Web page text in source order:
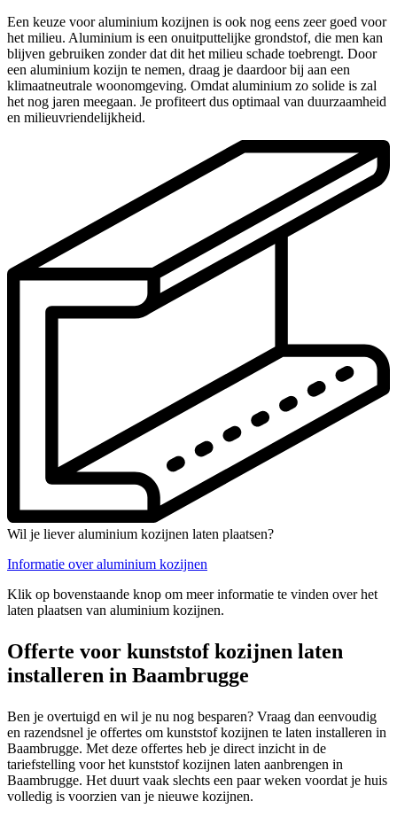
Een keuze voor aluminium kozijnen is ook nog eens zeer goed voor
het milieu. Aluminium is een onuitputtelijke grondstof, die men kan
blijven gebruiken zonder dat dit het milieu schade toebrengt. Door
een aluminium kozijn te nemen, draag je daardoor bij aan een
klimaatneutrale woonomgeving. Omdat aluminium zo solide is zal
het nog jaren meegaan. Je profiteert dus optimaal van duurzaamheid
en milieuvriendelijkheid.
Wil je liever aluminium kozijnen laten plaatsen?
Informatie over aluminium kozijnen
Klik op bovenstaande knop om meer informatie te vinden over het
laten plaatsen van aluminium kozijnen.
Offerte voor kunststof kozijnen laten
installeren in Baambrugge
Ben je overtuigd en wil je nu nog besparen? Vraag dan eenvoudig
en razendsnel je offertes om kunststof kozijnen te laten installeren in
Baambrugge. Met deze offertes heb je direct inzicht in de
tariefstelling voor het kunststof kozijnen laten aanbrengen in
Baambrugge. Het duurt vaak slechts een paar weken voordat je huis
volledig is voorzien van je nieuwe kozijnen.